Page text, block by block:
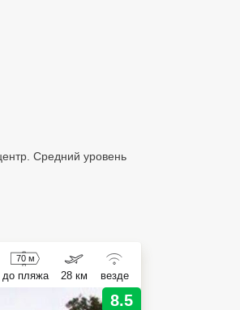
Средний уровень
70 м
до пляжа 28 км везде
8.5